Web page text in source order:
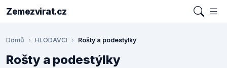
Zemezvirat.cz
Domů HLODAVCI Rošty a podestýlky
Rošty a podestýlky